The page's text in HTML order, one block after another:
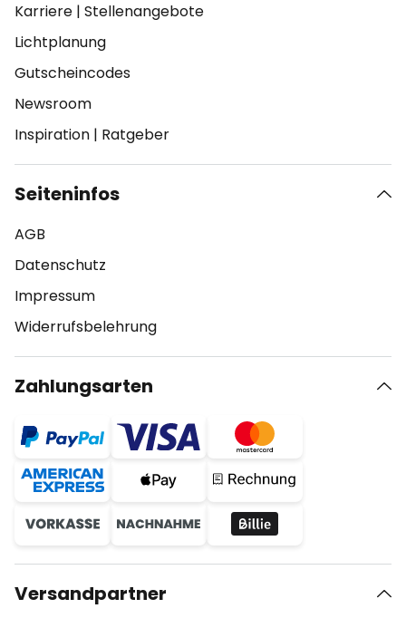
Karriere | Stellenangebote
Lichtplanung
Gutscheincodes
Newsroom
Inspiration | Ratgeber
Seiteninfos
AGB
Datenschutz
Impressum
Widerrufsbelehrung
Zahlungsarten
Versandpartner